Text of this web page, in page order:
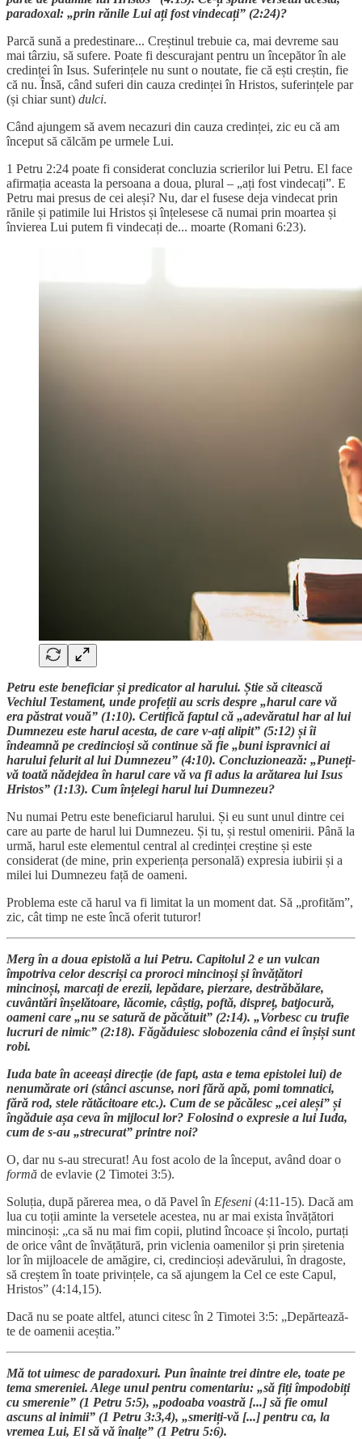
paradoxal: „prin rănile Lui ați fost vindecați” (2:24)?
Parcă sună a predestinare... Creștinul trebuie ca, mai devreme sau
mai târziu, să sufere. Poate fi descurajant pentru un începător în ale
credinței în Isus. Suferințele nu sunt o noutate, fie că ești creștin, fie
că nu. Însă, când suferi din cauza credinței în Hristos, suferințele par
(și chiar sunt) dulci.
Când ajungem să avem necazuri din cauza credinței, zic eu că am
început să călcăm pe urmele Lui.
1 Petru 2:24 poate fi considerat concluzia scrierilor lui Petru. El face
afirmația aceasta la persoana a doua, plural – „ați fost vindecați”. E
Petru mai presus de cei aleși? Nu, dar el fusese deja vindecat prin
rănile și patimile lui Hristos și înțelesese că numai prin moartea și
învierea Lui putem fi vindecați de... moarte (Romani 6:23).
Petru este beneficiar și predicator al harului. Știe să citească
Vechiul Testament, unde profeții au scris despre „harul care vă
era păstrat vouă” (1:10). Certifică faptul că „adevăratul har al lui
Dumnezeu este harul acesta, de care v-ați alipit” (5:12) și îi
îndeamnă pe credincioși să continue să fie „buni ispravnici ai
harului felurit al lui Dumnezeu” (4:10). Concluzionează: „Puneți-
vă toată nădejdea în harul care vă va fi adus la arătarea lui Isus
Hristos” (1:13). Cum înțelegi harul lui Dumnezeu?
Nu numai Petru este beneficiarul harului. Și eu sunt unul dintre cei
care au parte de harul lui Dumnezeu. Și tu, și restul omenirii. Până la
urmă, harul este elementul central al credinței creștine și este
considerat (de mine, prin experiența personală) expresia iubirii și a
milei lui Dumnezeu față de oameni.
Problema este că harul va fi limitat la un moment dat. Să „profităm”,
zic, cât timp ne este încă oferit tuturor!
Merg în a doua epistolă a lui Petru. Capitolul 2 e un vulcan
împotriva celor descriși ca proroci mincinoși și învățători
mincinoși, marcați de erezii, lepădare, pierzare, destrăbălare,
cuvântări înșelătoare, lăcomie, câștig, poftă, dispreț, batjocură,
oameni care „nu se satură de păcătuit” (2:14). „Vorbesc cu trufie
lucruri de nimic” (2:18). Făgăduiesc slobozenia când ei înșiși sunt
robi.
Iuda bate în aceeași direcție (de fapt, asta e tema epistolei lui) de
nenumărate ori (stânci ascunse, nori fără apă, pomi tomnatici,
fără rod, stele rătăcitoare etc.). Cum de se păcălesc „cei aleși” și
îngăduie așa ceva în mijlocul lor? Folosind o expresie a lui Iuda,
cum de s-au „strecurat” printre noi?
O, dar nu s-au strecurat! Au fost acolo de la început, având doar o
formă de evlavie (2 Timotei 3:5).
Soluția, după părerea mea, o dă Pavel în Efeseni (4:11-15). Dacă am
lua cu toții aminte la versetele acestea, nu ar mai exista învățători
mincinoși: „ca să nu mai fim copii, plutind încoace și încolo, purtați
de orice vânt de învățătură, prin viclenia oamenilor și prin șiretenia
lor în mijloacele de amăgire, ci, credincioși adevărului, în dragoste,
să creștem în toate privințele, ca să ajungem la Cel ce este Capul,
Hristos” (4:14,15).
Dacă nu se poate altfel, atunci citesc în 2 Timotei 3:5: „Depărtează-
te de oamenii aceștia.”
Mă tot uimesc de paradoxuri. Pun înainte trei dintre ele, toate pe
tema smereniei. Alege unul pentru comentariu: „să fiți împodobiți
cu smerenie” (1 Petru 5:5), „podoaba voastră [...] să fie omul
ascuns al inimii” (1 Petru 3:3,4), „smeriți-vă [...] pentru ca, la
vremea Lui, El să vă înalțe” (1 Petru 5:6).